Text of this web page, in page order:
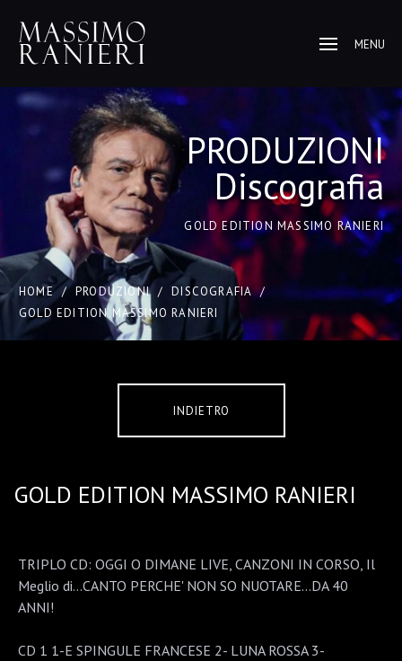
MENU
PRODUZIONI
Discografia
GOLD EDITION MASSIMO RANIERI
HOME / PRODUZIONI / DISCOGRAFIA /
GOLD EDITION MASSIMO RANIERI
INDIETRO
GOLD EDITION MASSIMO RANIERI
TRIPLO CD: OGGI O DIMANE LIVE, CANZONI IN CORSO, Il
Meglio di...CANTO PERCHE' NON SO NUOTARE...DA 40
ANNI!
CD 1 1-E SPINGULE FRANCESE 2- LUNA ROSSA 3-